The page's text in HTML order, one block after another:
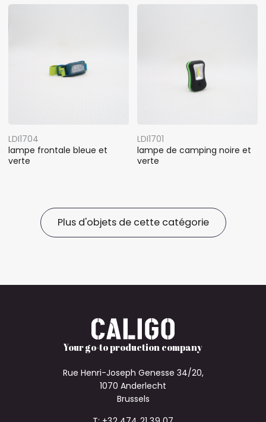
LDI1704
lampe frontale bleue et
verte
LDI1701
lampe de camping noire et
verte
Plus d'objets de cette catégorie
Your go-to production company
Rue Henri-Joseph Genesse 34/20,
1070 Anderlecht
Brussels